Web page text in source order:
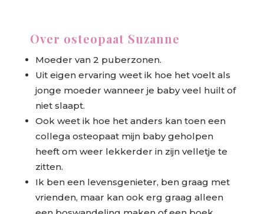
Over osteopaat Suzanne
Moeder van 2 puberzonen.
Uit eigen ervaring weet ik hoe het voelt als
jonge moeder wanneer je baby veel huilt of
niet slaapt.
Ook weet ik hoe het anders kan toen een
collega osteopaat mijn baby geholpen
heeft om weer lekkerder in zijn velletje te
zitten.
Ik ben een levensgenieter, ben graag met
vrienden, maar kan ook erg graag alleen